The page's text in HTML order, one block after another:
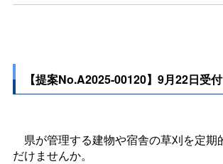
【提案No.A2025-00120】9月22日受付
県が管理する建物や宿舎の草刈を定期
だけませんか。